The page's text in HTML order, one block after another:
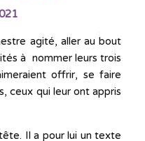
agité, aller au bout
à nommer leurs trois
offrir, se faire
ceux qui leur ont appris
Il a pour lui un texte